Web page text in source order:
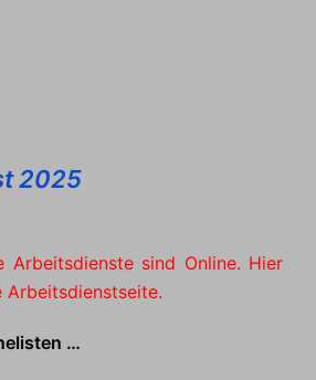
2025
Arbeitsdienste sind Online. Hier
…